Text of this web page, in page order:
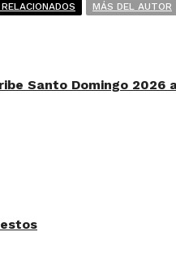
MÁS DEL AUTOR
Santo Domingo 2026